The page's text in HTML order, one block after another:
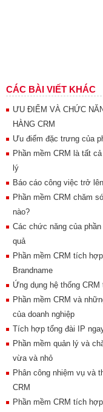
CÁC BÀI VIẾT KHÁC
ƯU ĐIỂM VÀ CHỨC
HÀNG CRM
Ưu điểm đặc trưng của
Phần mềm CRM là tất
lý
Báo cáo công việc trở
Phần mềm CRM chăm
nào?
Các chức năng của
quả
Phần mềm CRM tích
Brandname
Ứng dụng hệ thống
Phần mềm CRM và
của doanh nghiệp
Tích hợp tổng đài IP
Phần mềm quản lý và
vừa và nhỏ
Phân công nhiệm vụ và
CRM
Phần mềm CRM tích